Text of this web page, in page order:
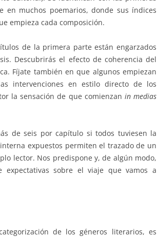
en muchos poemarios, donde sus índices
empieza cada composición.
de la primera parte están engarzados
Descubrirás el efecto de coherencia del
Fíjate también en que algunos empiezan
intervenciones en estilo directo de los
la sensación de que comienzan in medias
de seis por capítulo si todos tuviesen la
expuestos permiten el trazado de un
lector. Nos predispone y, de algún modo,
sobre el viaje que vamos a
de los géneros literarios, es